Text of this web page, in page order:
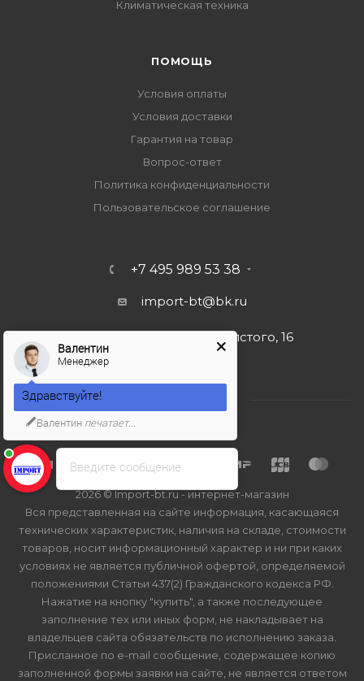
Климатическая техника
ПОМОЩЬ
Условия оплаты
Условия доставки
Гарантия на товар
Вопрос-ответ
Политика конфиденциальности
Пользовательское соглашение
+7 495 989 53 38
import-bt@bk.ru
г. Москва, ул. Льва Толстого, 16
2026 © Import-bt.ru - интернет-магазин
Вся представленная на сайте информация, касающаяся
технических характеристик, наличия на складе, стоимости
товаров, носит информационный характер и ни при каких
условиях не является публичной офертой, определяемой
положениями Статьи 437(2) Гражданского кодекса РФ.
Нажатие на кнопку "купить", а также последующее
заполнение тех или иных форм, не накладывает на
владельцев сайта обязательств по исполнению заказа.
Присланное по e-mail сообщение, содержащее копию
заполненной формы заявки на сайте, не является ответом
Введите сообщение
Валентин
Менеджер
Здравствуйте!
Валентин печатает...